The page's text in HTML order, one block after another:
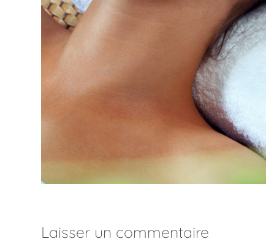
Laisser un commentaire